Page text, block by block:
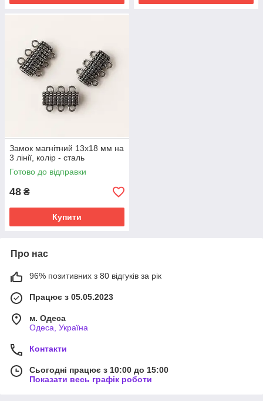
Замок магнітний 13х18 мм на
3 лінії, колір - сталь
Готово до відправки
48 ₴
Купити
Про нас
96% позитивних з 80 відгуків за рік
Працює з 05.05.2023
м. Одеса
Одеса, Україна
Контакти
Сьогодні працює з 10:00 до 15:00
Показати весь графік роботи